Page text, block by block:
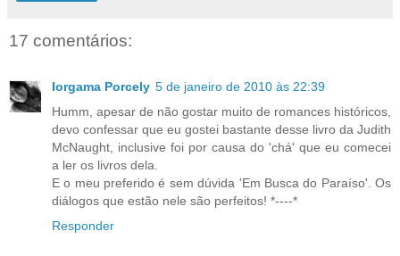
17 comentários:
Iorgama Porcely 5 de janeiro de 2010 às 22:39
Humm, apesar de não gostar muito de romances históricos,
devo confessar que eu gostei bastante desse livro da Judith
McNaught, inclusive foi por causa do 'chá' que eu comecei
a ler os livros dela.
E o meu preferido é sem dúvida 'Em Busca do Paraíso'. Os
diálogos que estão nele são perfeitos! *----*
Responder